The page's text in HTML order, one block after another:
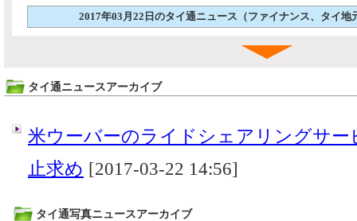
2017年03月22日のタイ通ニュース（ファイナンス、タイ地
タイ通ニュースアーカイブ
米ウーバーのライドシェアリングサー
止求め [2017-03-22 14:56]
タイ通写真ニュースアーカイブ